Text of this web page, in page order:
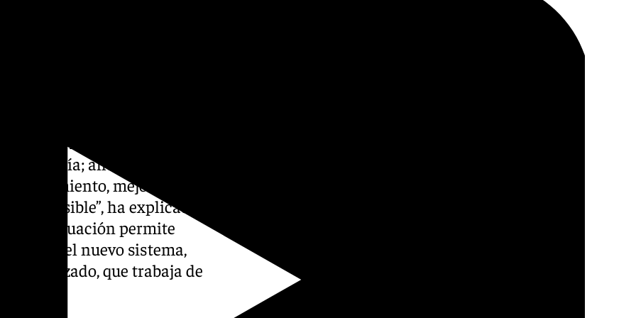
“Antes había tres
ahora los hemos
mejores
sensible”, ha explicado.
en evaluación permite
“Con el nuevo sistema,
que trabaja de